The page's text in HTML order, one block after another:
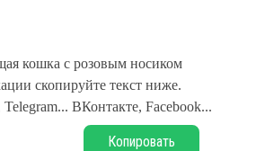
кошка с розовым носиком
скопируйте текст ниже.
ВКонтакте, Facebook...
Копировать